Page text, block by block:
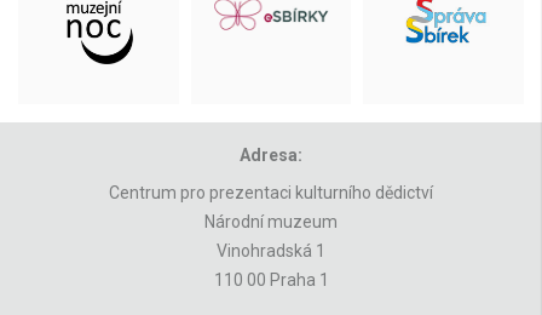
Adresa:
Centrum pro prezentaci kulturního dědictví
Národní muzeum
Vinohradská 1
110 00 Praha 1